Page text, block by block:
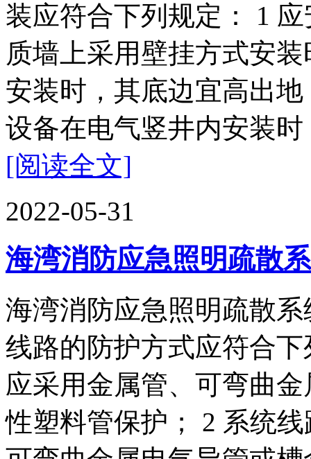
装应符合下列规定： 1
质墙上采用壁挂方式安
安装时，其底边宜高出地
设备在电气竖井内安装
[阅读全文]
2022-05-31
海湾消防应急照明疏散
海湾消防应急照明疏散
线路的防护方式应符合
应采用金属管、可弯曲
性塑料管保护； 2 系统